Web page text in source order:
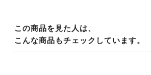
この商品を見た人は、
こんな商品もチェックしています。